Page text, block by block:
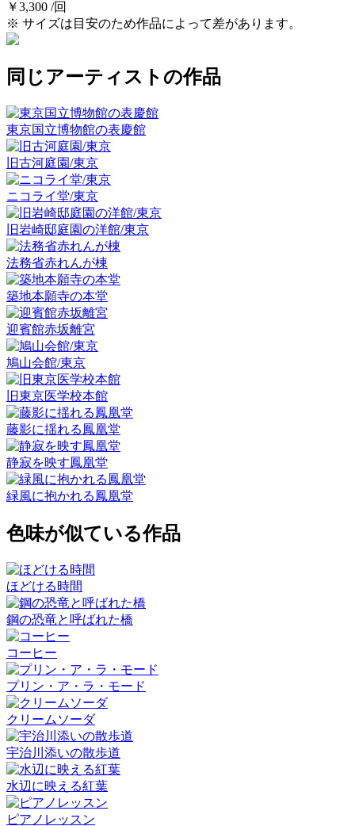
￥3,300 /回
※ サイズは目安のため作品によって差があります。
同じアーティストの作品
東京国立博物館の表慶館
旧古河庭園/東京
ニコライ堂/東京
旧岩崎邸庭園の洋館/東京
法務省赤れんが棟
築地本願寺の本堂
迎賓館赤坂離宮
鳩山会館/東京
旧東京医学校本館
藤影に揺れる鳳凰堂
静寂を映す鳳凰堂
緑風に抱かれる鳳凰堂
色味が似ている作品
ほどける時間
鋼の恐竜と呼ばれた橋
コーヒー
プリン・ア・ラ・モード
クリームソーダ
宇治川添いの散歩道
水辺に映える紅葉
ピアノレッスン